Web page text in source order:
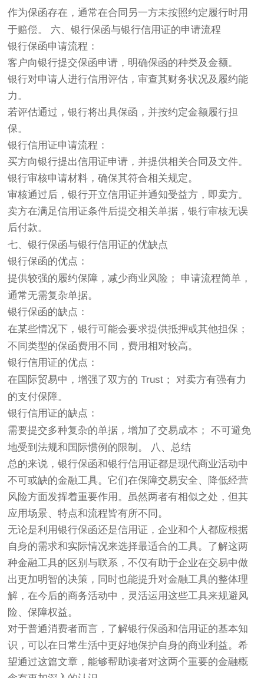
作为保函存在，通常在合同另一方未按照约定履行时用
于赔偿。 六、银行保函与银行信用证的申请流程
银行保函申请流程 ：
客户向银行提交保函申请，明确保函的种类及金额。
银行对申请人进行信用评估，审查其财务状况及履约能
力。
若评估通过，银行将出具保函，并按约定金额履行担
保。
银行信用证申请流程 ：
买方向银行提出信用证申请，并提供相关合同及文件。
银行审核申请材料，确保其符合相关规定。
审核通过后，银行开立信用证并通知受益方，即卖方。
卖方在满足信用证条件后提交相关单据，银行审核无误
后付款。
七、银行保函与银行信用证的优缺点
银行保函的优点 ：
提供较强的履约保障，减少商业风险； 申请流程简单，
通常无需复杂单据。
银行保函的缺点 ：
在某些情况下，银行可能会要求提供抵押或其他担保；
不同类型的保函费用不同，费用相对较高。
银行信用证的优点 ：
在国际贸易中，增强了双方的 Trust； 对卖方有强有力
的支付保障。
银行信用证的缺点 ：
需要提交多种复杂的单据，增加了交易成本； 不可避免
地受到法规和国际惯例的限制。 八、总结
总的来说，银行保函和银行信用证都是现代商业活动中
不可或缺的金融工具。它们在保障交易安全、降低经营
风险方面发挥着重要作用。虽然两者有相似之处，但其
应用场景、特点和流程皆有所不同。
无论是利用银行保函还是信用证，企业和个人都应根据
自身的需求和实际情况来选择最适合的工具。了解这两
种金融工具的区别与联系，不仅有助于企业在交易中做
出更加明智的决策，同时也能提升对金融工具的整体理
解，在今后的商务活动中，灵活运用这些工具来规避风
险、保障权益。
对于普通消费者而言，了解银行保函和信用证的基本知
识，可以在日常生活中更好地保护自身的商业利益。希
望通过这篇文章，能够帮助读者对这两个重要的金融概